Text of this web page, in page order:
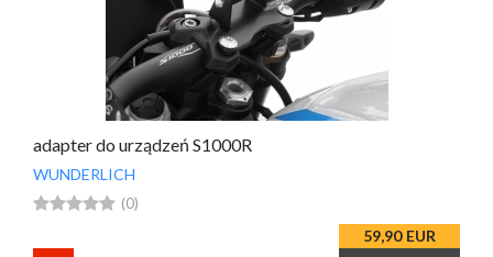
adapter do urządzeń S1000R
WUNDERLICH
 (0)
59,90 EUR